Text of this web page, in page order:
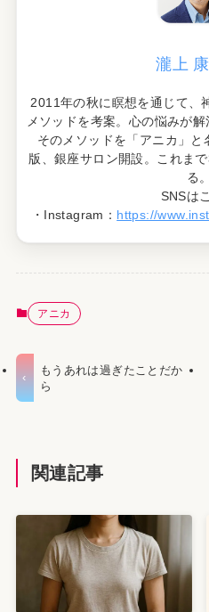
瀧上
2011年の秋に瞑想を通じて、
メソッドを考案。心の悩みが解
そのメソッドを「アニカ」
版、銀座サロン開設。これま
る。
SNSは
・Instagram： https://
アニカ
もうあれは過ぎたことだか
ら
関連記事